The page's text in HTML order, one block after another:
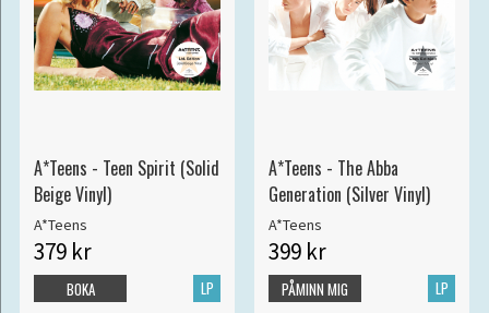
A*Teens - Teen Spirit (Solid
Beige Vinyl)
A*Teens
379 kr
LP
BOKA
A*Teens - The Abba
Generation (Silver Vinyl)
A*Teens
399 kr
LP
PÅMINN MIG